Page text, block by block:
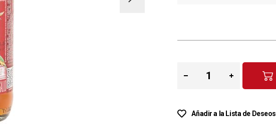
Añadir a la Lista de Deseos